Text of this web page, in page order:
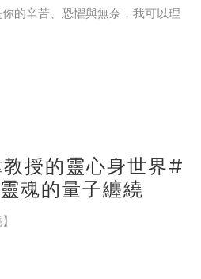
的辛苦、恐懼與無奈，我可以理
的顯現，真正的靈魂得到安頓與
正面的回饋，心靈不斷地大掃
教授的靈心身世界#
魂的量子纏繞